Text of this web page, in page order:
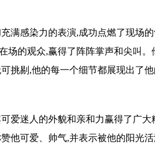
满感染力的表演,成功点燃了现场
场的观众,赢得了阵阵掌声和尖叫。
挑剔,他的每一个细节都展现出了
爱迷人的外貌和亲和力赢得了广大
他可爱、帅气,并表示被他的阳光